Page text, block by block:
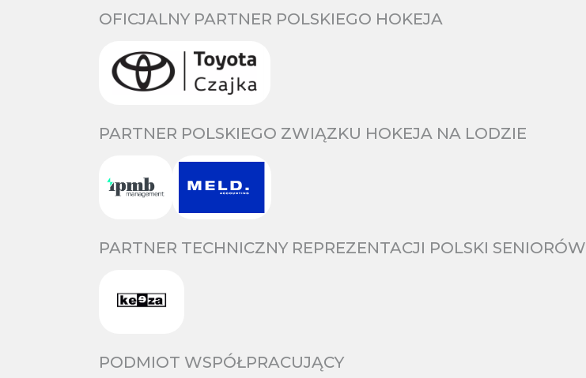
OFICJALNY PARTNER POLSKIEGO HOKEJA
PARTNER POLSKIEGO ZWIĄZKU HOKEJA NA LODZIE
PARTNER TECHNICZNY REPREZENTACJI POLSKI SENIORÓW
PODMIOT WSPÓŁPRACUJĄCY